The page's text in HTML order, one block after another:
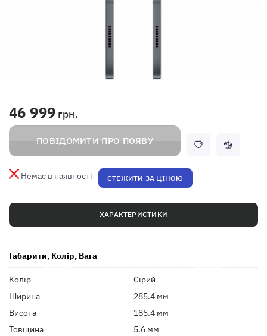
46 999 грн.
ПОВІДОМИТИ ПРО ПОЯВУ
Немає в наявності СТЕЖИТИ ЗА ЦІНОЮ
ХАРАКТЕРИСТИКИ
Габарити, Колір, Вага
Колір
Сірий
Ширина
285.4 мм
Висота
185.4 мм
Товщина
5.6 мм